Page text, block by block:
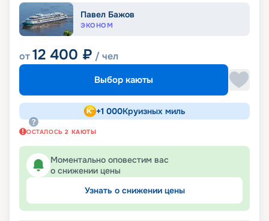
Павел Бажов
ЭКОНОМ
от12 400 ₽ / чел
Выбор каюты
+1 000Круизных миль
ОСТАЛОСЬ 2 КАЮТЫ
Моментально оповестим вас
о снижении цены
Узнать о снижении цены